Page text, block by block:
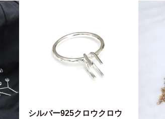
シルバー925クロウクロウ